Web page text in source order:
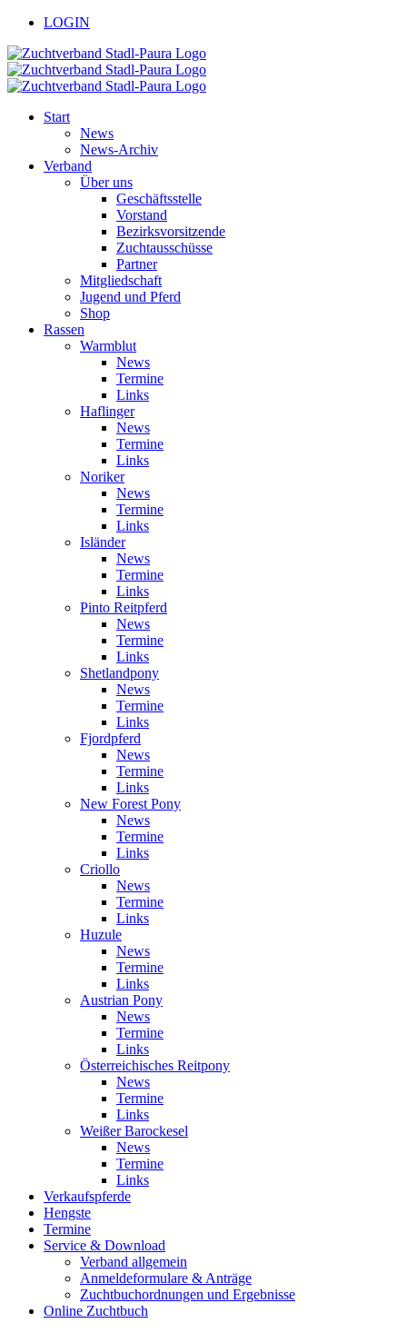
Zum
springen
facebook
youtubeLOGIN
Start
News
News-Archiv
Verband
Über uns
Geschäftsstelle
Vorstand
Bezirksvorsitzende
Zuchtausschüsse
Partner
Mitgliedschaft
Jugend und Pferd
Shop
Rassen
Warmblut
News
Termine
Links
Haflinger
News
Termine
Links
Noriker
News
Termine
Links
Isländer
News
Termine
Links
Pinto Reitpferd
News
Termine
Links
Shetlandpony
News
Termine
Links
Fjordpferd
News
Termine
Links
New Forest Pony
News
Termine
Links
Criollo
News
Termine
Links
Huzule
News
Termine
Links
Austrian Pony
News
Termine
Links
Österreichisches Reitpony
News
Termine
Links
Weißer Barockesel
News
Termine
Links
Verkaufspferde
Hengste
Termine
Service & Download
Verband allgemein
Anmeldeformulare & Anträge
Zuchtbuchordnungen und Ergebnisse
Online Zuchtbuch